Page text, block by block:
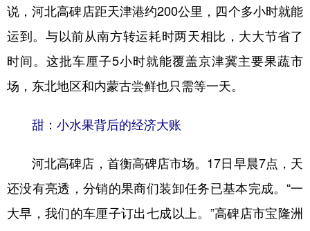
说，河北高碑店距天津港约200公里，四个多小时就能
运到。与以前从南方转运耗时两天相比，大大节省了
时间。这批车厘子5小时就能覆盖京津冀主要果蔬市
场，东北地区和内蒙古尝鲜也只需等一天。
甜：小水果背后的经济大账
河北高碑店，首衡高碑店市场。17日早晨7点，天
还没有亮透，分销的果商们装卸任务已基本完成。“一
大早，我们的车厘子订出七成以上。”高碑店市宝隆洲